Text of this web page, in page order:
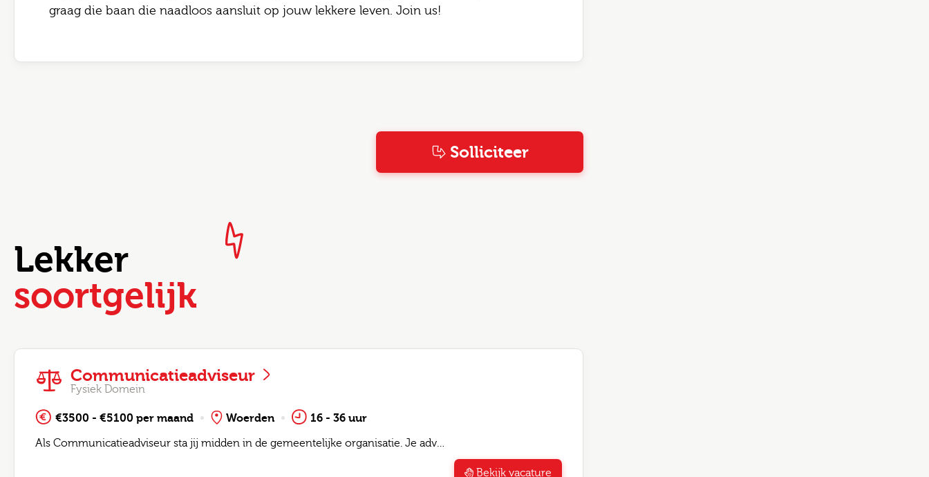
graag die baan die naadloos aansluit op jouw lekkere leven. Join us!
Solliciteer
Lekker
soortgelijk
Communicatieadviseur
Fysiek Domein
€3500 - €5100 per maand Woerden 16 - 36 uur
Als Communicatieadviseur sta jij midden in de gemeentelijke organisatie. Je adv…
Bekijk vacature